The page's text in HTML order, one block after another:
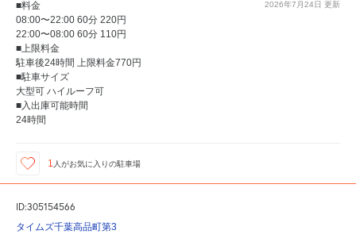
2026年7月24日 更新
■料金
08:00〜22:00 60分 220円
22:00〜08:00 60分 110円
■上限料金
駐車後24時間 上限料金770円
■駐車サイズ
大型可 ハイルーフ可
■入出庫可能時間
24時間
1 人がお気に入りの駐車場
ID:305154566
タイムズ千葉高品町第3